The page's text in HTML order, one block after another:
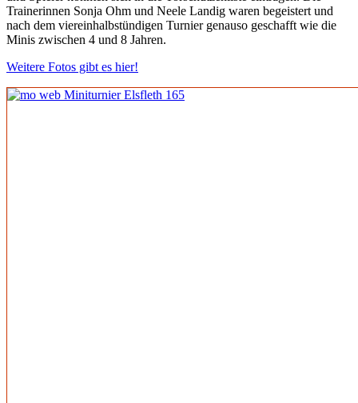
Trainerinnen Sonja Ohm und Neele Landig waren begeistert und
nach dem viereinhalbstündigen Turnier genauso geschafft wie die
Minis zwischen 4 und 8 Jahren.
Weitere Fotos gibt es hier!